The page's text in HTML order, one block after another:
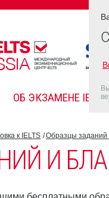
ОБ ЭКЗАМЕНЕ IELTS
к IELTS Образцы заданий
И